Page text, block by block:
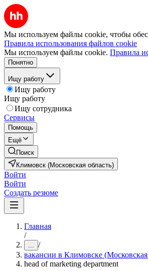
Мы используем файлы cookie, чтобы
Правила использования файлов cookie
Мы используем файлы cookie. Правила
Понятно
Ищу работу
Ищу работу
Ищу работу
Ищу сотрудника
Сервисы
Помощь
Ещё
Поиск
Климовск (Московская область)
Войти
Войти
Создать резюме
Главная
/
... /
вакансии в Климовске (Московская
head of marketing department